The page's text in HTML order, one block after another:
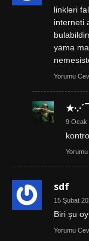
linkleri
interneti
yama
Yorumu
9 Ocak
sdf
15 Şubat
Biri şu
Yorumu